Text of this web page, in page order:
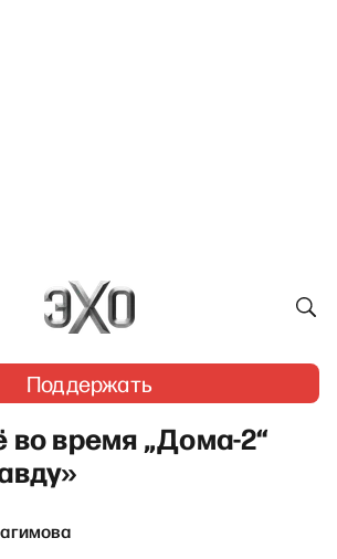
Поддержать
время „Дома-2“